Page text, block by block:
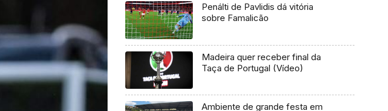
Penálti de Pavlidis dá vitória
sobre Famalicão
Madeira quer receber final da
Taça de Portugal (Vídeo)
Ambiente de grande festa em